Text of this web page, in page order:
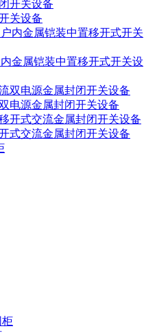
关设备
金属铠装中置移开式开关设
电源金属封闭开关设备
式交流金属封闭开关设备